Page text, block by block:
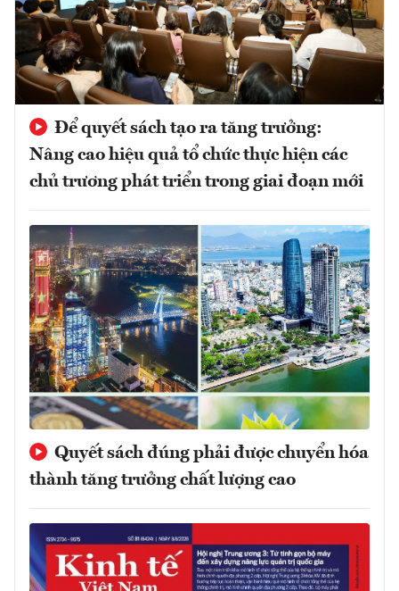
Để quyết sách tạo ra tăng trưởng:
Nâng cao hiệu quả tổ chức thực hiện các
chủ trương phát triển trong giai đoạn mới
Quyết sách đúng phải được chuyển hóa
thành tăng trưởng chất lượng cao